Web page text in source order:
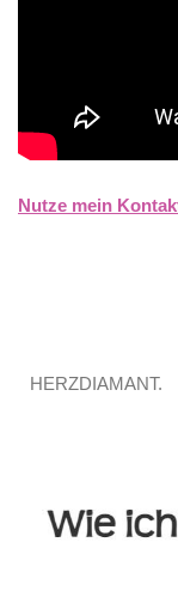
Nutze mein
HERZDIAMANT.